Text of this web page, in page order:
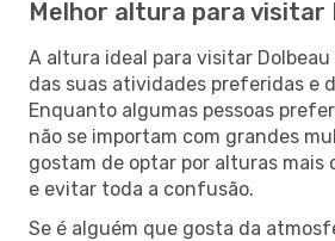
Melhor altura para visitar
A altura ideal para visitar
das suas atividades preferidas e
Enquanto algumas pessoas
não se importam com grandes
gostam de optar por alturas mais
e evitar toda a confusão.
Se é alguém que gosta da